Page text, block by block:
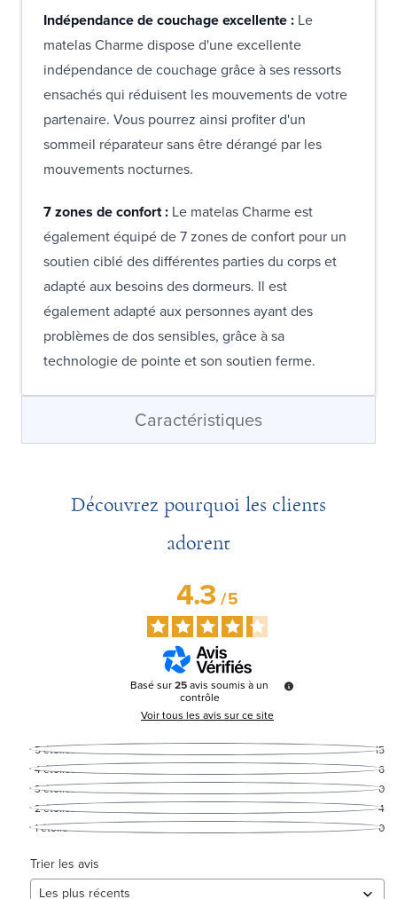
Indépendance de couchage excellente : Le
matelas Charme dispose d'une excellente
indépendance de couchage grâce à ses ressorts
ensachés qui réduisent les mouvements de votre
partenaire. Vous pourrez ainsi profiter d'un
sommeil réparateur sans être dérangé par les
mouvements nocturnes.
7 zones de confort : Le matelas Charme est
également équipé de 7 zones de confort pour un
soutien ciblé des différentes parties du corps et
adapté aux besoins des dormeurs. Il est
également adapté aux personnes ayant des
problèmes de dos sensibles, grâce à sa
technologie de pointe et son soutien ferme.
Caractéristiques
Découvrez pourquoi les clients
adorent
4.3/5
Basé sur25avis soumis à un
contrôle
Voir tous les avis sur ce site
5étoiles
15
4étoiles
6
3étoiles
0
2étoiles
4
1étoile 0
Trier les avis